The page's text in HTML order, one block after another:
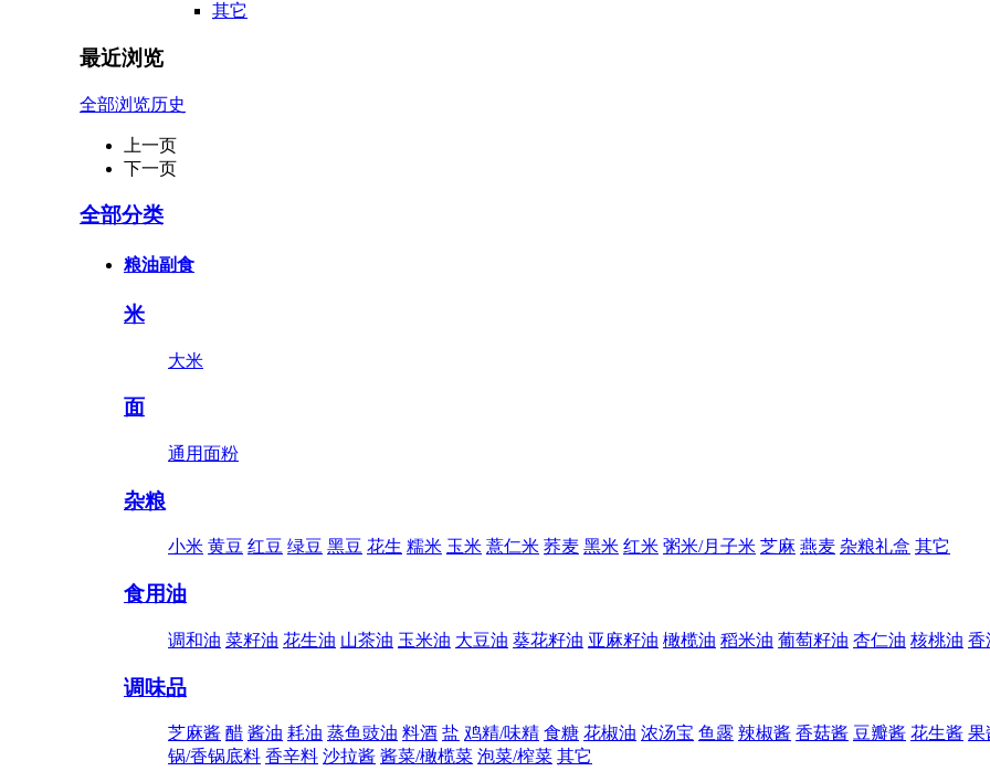
其它
最近浏览
全部浏览历史
上一页
下一页
全部分类
粮油副食
米
大米
面
通用面粉
杂粮
小米 黄豆 红豆 绿豆 黑豆 花生 糯米 玉米 薏仁米 荞麦 黑米 红米 粥米/月子米 芝麻 燕麦 杂粮礼盒 其它
食用油
调和油 菜籽油 花生油 山茶油 玉米油 大豆油 葵花籽油 亚麻籽油 橄榄油 稻米油 葡萄籽油 杏仁油 核桃油 香
调味品
芝麻酱 醋 酱油 耗油 蒸鱼豉油 料酒 盐 鸡精/味精 食糖 花椒油 浓汤宝 鱼露 辣椒酱 香菇酱 豆瓣酱 花生酱 果
锅/香锅底料 香辛料 沙拉酱 酱菜/橄榄菜 泡菜/榨菜 其它